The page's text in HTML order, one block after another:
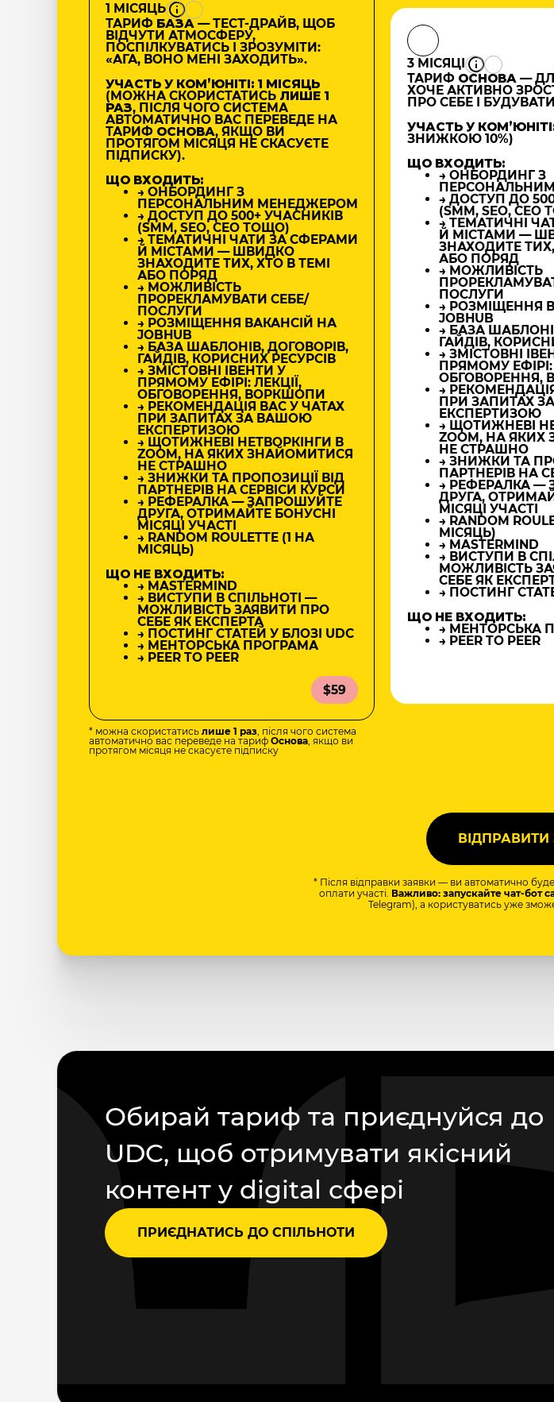
1 МІСЯЦЬ
ТАРИФ БАЗА— ТЕСТ-ДРАЙВ, ЩОБ
ВІДЧУТИ АТМОСФЕРУ,
ПОСПІЛКУВАТИСЬ І ЗРОЗУМІТИ:
«АГА, ВОНО МЕНІ ЗАХОДИТЬ».
УЧАСТЬ У КОМʼЮНІТІ: 1 МІСЯЦЬ
(МОЖНА СКОРИСТАТИСЬ ЛИШЕ 1
РАЗ, ПІСЛЯ ЧОГО СИСТЕМА
АВТОМАТИЧНО ВАС ПЕРЕВЕДЕ НА
ТАРИФ ОСНОВА, ЯКЩО ВИ
ПРОТЯГОМ МІСЯЦЯ НЕ СКАСУЄТЕ
ПІДПИСКУ).
ЩО ВХОДИТЬ:
→ ОНБОРДИНГ З
ПЕРСОНАЛЬНИМ МЕНЕДЖЕРОМ
→ ДОСТУП ДО 500+ УЧАСНИКІВ
(SMM, SEO, CEO ТОЩО)
→ ТЕМАТИЧНІ ЧАТИ ЗА СФЕРАМИ
Й МІСТАМИ — ШВИДКО
ЗНАХОДИТЕ ТИХ, ХТО В ТЕМІ
АБО ПОРЯД
→ МОЖЛИВІСТЬ
ПРОРЕКЛАМУВАТИ СЕБЕ/
ПОСЛУГИ
→ РОЗМІЩЕННЯ ВАКАНСІЙ НА
JOBHUB
→ БАЗА ШАБЛОНІВ, ДОГОВОРІВ,
ГАЙДІВ, КОРИСНИХ РЕСУРСІВ
→ ЗМІСТОВНІ ІВЕНТИ У
ПРЯМОМУ ЕФІРІ: ЛЕКЦІЇ,
ОБГОВОРЕННЯ, ВОРКШОПИ
→ РЕКОМЕНДАЦІЯ ВАС У ЧАТАХ
ПРИ ЗАПИТАХ ЗА ВАШОЮ
ЕКСПЕРТИЗОЮ
→ ЩОТИЖНЕВІ НЕТВОРКІНГИ В
ZOOM, НА ЯКИХ ЗНАЙОМИТИСЯ
НЕ СТРАШНО
→ ЗНИЖКИ ТА ПРОПОЗИЦІЇ ВІД
ПАРТНЕРІВ НА СЕРВІСИ КУРСИ
→ РЕФЕРАЛКА — ЗАПРОШУЙТЕ
ДРУГА, ОТРИМАЙТЕ БОНУСНІ
МІСЯЦІ УЧАСТІ
→ RANDOM ROULETTE (1 НА
МІСЯЦЬ)
ЩО НЕ ВХОДИТЬ:
→ MASTERMIND
→ ВИСТУПИ В СПІЛЬНОТІ —
МОЖЛИВІСТЬ ЗАЯВИТИ ПРО
СЕБЕ ЯК ЕКСПЕРТА
→ ПОСТИНГ СТАТЕЙ У БЛОЗІ UDC
→ МЕНТОРСЬКА ПРОГРАМА
→ PEER TO PEER
$59
* можна скористатись лише 1 раз, після чого система
автоматично вас переведе на тариф Основа, якщо ви
протягом місяця не скасуєте підписку
3 МІСЯЦІ
ТАРИФ ОСНОВА —
ХОЧЕ АКТИВНО
ПРО СЕБЕ І
УЧАСТЬ У
ЗНИЖКОЮ 10%)
ЩО ВХОДИТЬ:
→ ОНБОРДИНГ З
→ ДОСТУП ДО
(SMM, SEO,
→ ТЕМАТИЧНІ
Й МІСТАМИ —
ЗНАХОДИТЕ
АБО ПОРЯД
→ МОЖЛИВІСТЬ
ПОСЛУГИ
→ РОЗМІЩЕННЯ
JOBHUB
→ БАЗА
ГАЙДІВ,
→ ЗМІСТОВНІ
ПРЯМОМУ ЕФІРІ:
ОБГОВОРЕННЯ,
→
ПРИ ЗАПИТАХ
ЕКСПЕРТИЗОЮ
→ ЩОТИЖНЕВІ
ZOOM, НА
НЕ СТРАШНО
→ ЗНИЖКИ ТА
ПАРТНЕРІВ НА
→ РЕФЕРАЛКА —
ДРУГА,
МІСЯЦІ УЧАСТІ
→ RANDOM
МІСЯЦЬ)
→ MASTERMIND
→ ВИСТУПИ В
МОЖЛИВІСТЬ
СЕБЕ ЯК
→ ПОСТИНГ
ЩО НЕ ВХОДИТЬ:
→ МЕНТОРСЬКА
→ PEER TO PEER
* Після відправки заявки — ви автоматично
оплати участі. Важливо: запускайте чат-бот
Telegram), а користуватись уже
Обирай тариф та приєднуйся до
UDC, щоб отримувати якісний
контент у digital сфері
ПРИЄДНАТИСЬ ДО СПІЛЬНОТИ